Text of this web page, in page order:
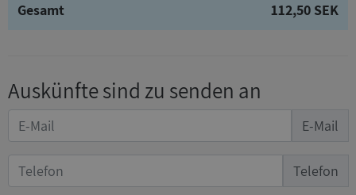
Gesamt 112,50 SEK
Auskünfte sind zu senden an
E-Mail
Telefon